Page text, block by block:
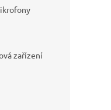
zařízení